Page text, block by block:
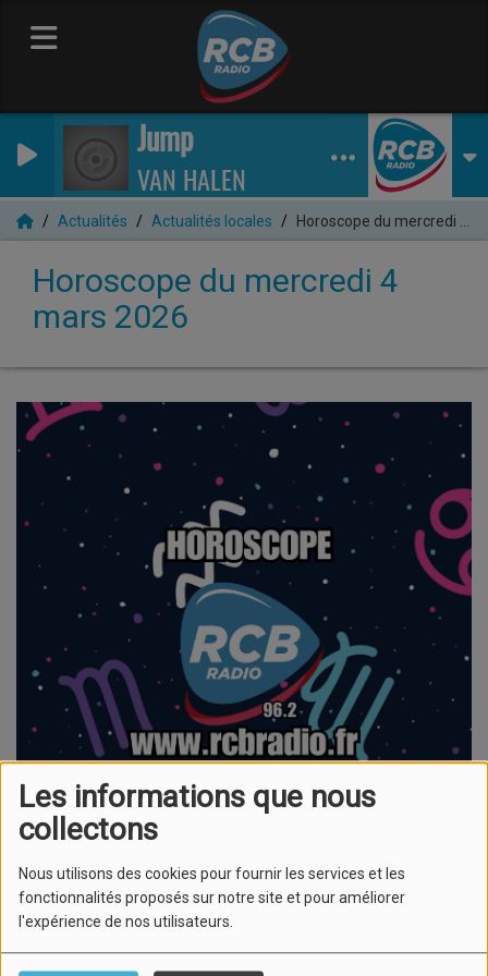
Les informations que nous
collectons
Nous utilisons des cookies pour fournir les services et les
fonctionnalités proposés sur notre site et pour améliorer
l'expérience de nos utilisateurs.
Jump
VAN HALEN
Actualités Actualités locales Horoscope du mercredi 4 mars 2026
Horoscope du mercredi 4
mars 2026
Horoscope du mercredi 4 mars 2026 –